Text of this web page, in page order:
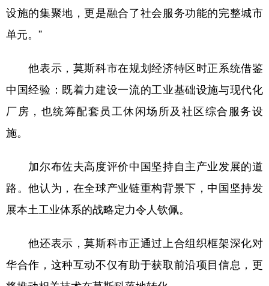
设施的集聚地，更是融合了社会服务功能的完整城市
单元。”
他表示，莫斯科市在规划经济特区时正系统借鉴
中国经验：既着力建设一流的工业基础设施与现代化
厂房，也统筹配套员工休闲场所及社区综合服务设
施。
加尔布佐夫高度评价中国坚持自主产业发展的道
路。他认为，在全球产业链重构背景下，中国坚持发
展本土工业体系的战略定力令人钦佩。
他还表示，莫斯科市正通过上合组织框架深化对
华合作，这种互动不仅有助于获取前沿项目信息，更